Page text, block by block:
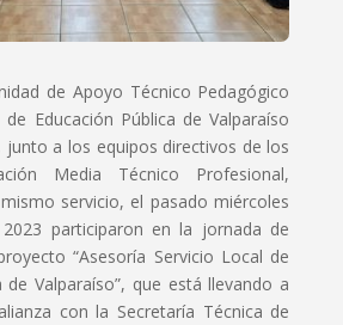
de Apoyo Técnico Pedagógico
Educación Pública de Valparaíso
junto a los equipos directivos de los
Media Técnico Profesional,
servicio, el pasado miércoles
participaron en la jornada de
“Asesoría Servicio Local de
de Valparaíso”, que está llevando a
con la Secretaría Técnica de